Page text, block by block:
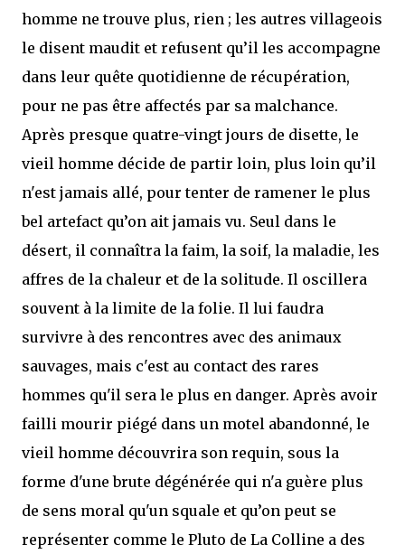
homme ne trouve plus, rien ; les autres villageois
le disent maudit et refusent qu’il les accompagne
dans leur quête quotidienne de récupération,
pour ne pas être affectés par sa malchance.
Après presque quatre-vingt jours de disette, le
vieil homme décide de partir loin, plus loin qu’il
n'est jamais allé, pour tenter de ramener le plus
bel artefact qu’on ait jamais vu. Seul dans le
désert, il connaîtra la faim, la soif, la maladie, les
affres de la chaleur et de la solitude. Il oscillera
souvent à la limite de la folie. Il lui faudra
survivre à des rencontres avec des animaux
sauvages, mais c'est au contact des rares
hommes qu'il sera le plus en danger. Après avoir
failli mourir piégé dans un motel abandonné, le
vieil homme découvrira son requin, sous la
forme d'une brute dégénérée qui n'a guère plus
de sens moral qu'un squale et qu’on peut se
représenter comme le Pluto de La Colline a des